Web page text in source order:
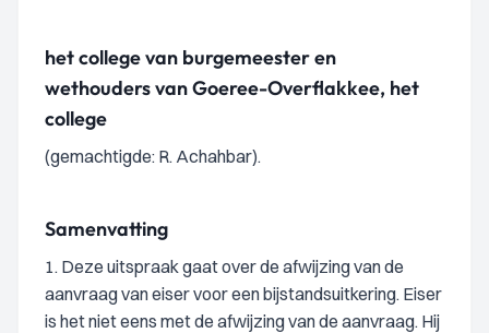
het college van burgemeester en
wethouders van Goeree-Overflakkee, het
college
(gemachtigde: R. Achahbar).
Samenvatting
1. Deze uitspraak gaat over de afwijzing van de
aanvraag van eiser voor een bijstandsuitkering. Eiser
is het niet eens met de afwijzing van de aanvraag. Hij